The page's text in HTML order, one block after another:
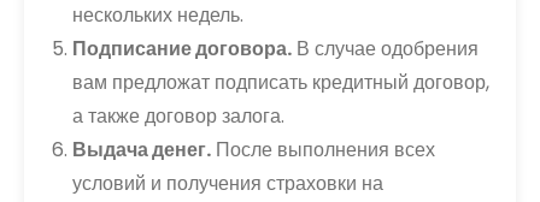
нескольких недель.
Подписание договора. В случае одобрения
вам предложат подписать кредитный договор,
а также договор залога.
Выдача денег. После выполнения всех
условий и получения страховки на